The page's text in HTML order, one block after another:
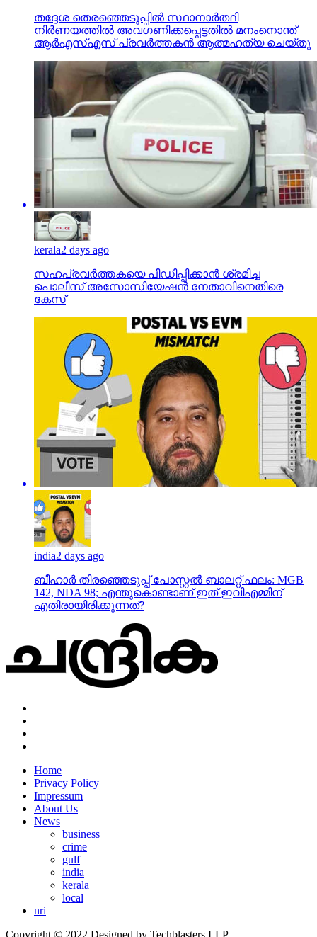
തദ്ദേശ തെരഞ്ഞെടുപ്പില്‍ സ്ഥാനാര്‍ത്ഥി
നിര്‍ണയത്തില്‍ അവഗണിക്കപ്പെട്ടതില്‍ മനംനൊന്ത്
ആര്‍എസ്എസ് പ്രവര്‍ത്തകന്‍ ആത്മഹത്യ ചെയ്തു
kerala2 days ago
സഹപ്രവര്‍ത്തകയെ പീഡിപ്പിക്കാന്‍ ശ്രമിച്ച
പൊലീസ് അസോസിയേഷന്‍ നേതാവിനെതിരെ
കേസ്
india2 days ago
ബീഹാർ തിരഞ്ഞെടുപ്പ് പോസ്റ്റൽ ബാലറ്റ് ഫലം: MGB
142, NDA 98; എന്തുകൊണ്ടാണ് ഇത് ഇവിഎമ്മിന്
എതിരായിരിക്കുന്നത്?
Home
Privacy Policy
Impressum
About Us
News
business
crime
gulf
india
kerala
local
nri
Copyright © 2022 Designed by Techblasters LLP